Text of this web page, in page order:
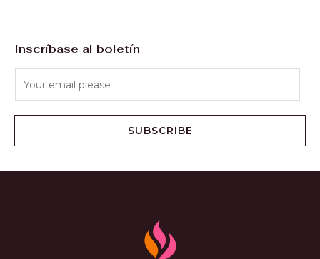
Inscríbase al boletín
SUBSCRIBE